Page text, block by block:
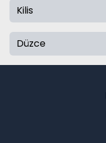
Kilis
Düzce